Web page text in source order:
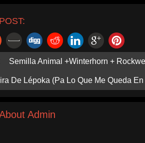
Semilla Animal +Winterhorn +
De Lépoka (Pa Lo Que Me Queda
Admin